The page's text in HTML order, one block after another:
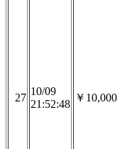
27
10/09
21:52:48
￥10,000